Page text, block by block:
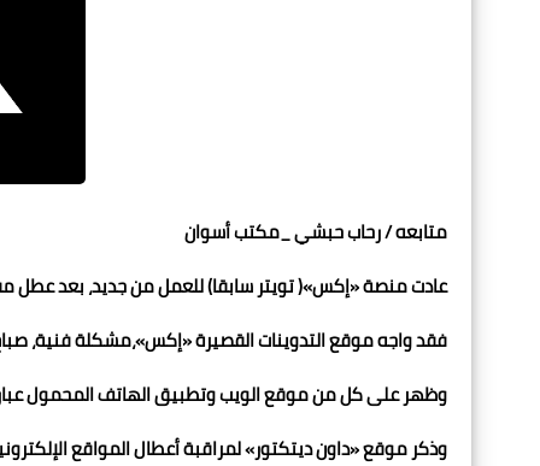
متابعه / رحاب حبشي _مكتب أسوان
عادت منصة «إكس»( تويتر سابقا) للعمل من جديد، بعد
فقد واجه موقع التدوينات القصيرة «إكس»،مشكلة فنية،
وظهر على كل من موقع الويب وتطبيق الهاتف المحمول